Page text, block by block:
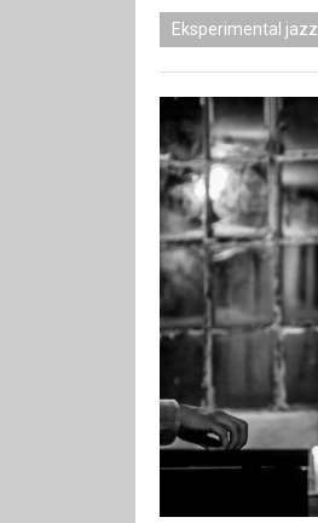
Eksperimental jazz